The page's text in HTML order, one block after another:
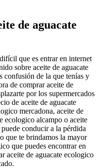
de aguacate
que es entrar en internet
sobre aceite de aguacate
confusión de la que tenías y
de comprar aceite de
por los supermercados
de aceite de aguacate
mercadona, aceite de
ecologico alcampo o aceite
conducir a la pérdida
que te brindamos la mayor
que puedes encontrar en
aceite de aguacate ecologico